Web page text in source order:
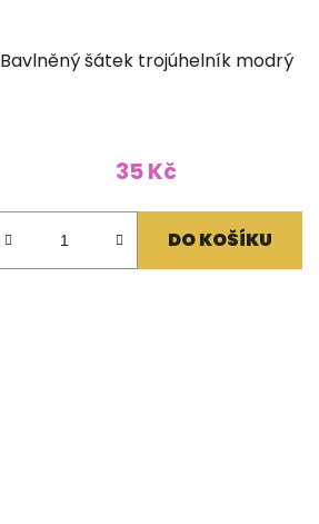
Bavlněný šátek trojúhelník modrý
35 Kč
DO KOŠÍKU